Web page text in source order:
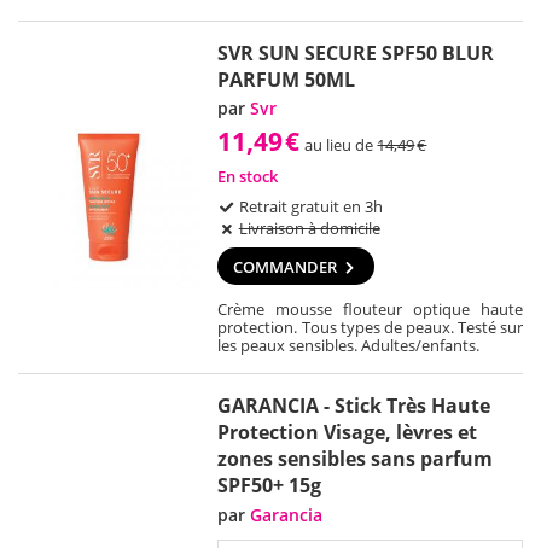
SVR SUN SECURE SPF50 BLUR
PARFUM 50ML
parSvr
11,49€ au lieu de14,49€
En stock
Retrait gratuit en 3h
Livraison à domicile
COMMANDER
Crème mousse flouteur optique haute
protection. Tous types de peaux. Testé sur
les peaux sensibles. Adultes/enfants.
GARANCIA - Stick Très Haute
Protection Visage, lèvres et
zones sensibles sans parfum
SPF50+ 15g
parGarancia